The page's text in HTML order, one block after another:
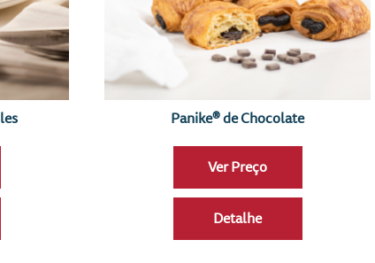
Panike® de Chocolate
Ver Preço
Detalhe